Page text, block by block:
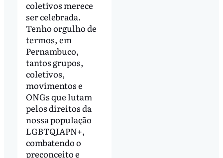
coletivos merece
ser celebrada.
Tenho orgulho de
termos, em
Pernambuco,
tantos grupos,
coletivos,
movimentos e
ONGs que lutam
pelos direitos da
nossa população
LGBTQIAPN+,
combatendo o
preconceito e